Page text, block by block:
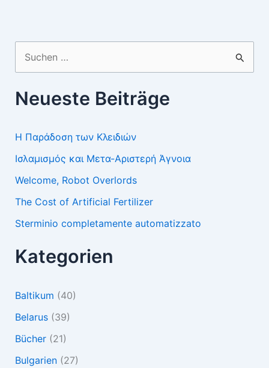
nach:
Neueste Beiträge
Η Παράδοση των Κλειδιών
Ισλαμισμός και Μετα-Αριστερή Άγνοια
Welcome, Robot Overlords
The Cost of Artificial Fertilizer
Sterminio completamente automatizzato
Kategorien
Baltikum (40)
Belarus(39)
Bücher(21)
Bulgarien(27)